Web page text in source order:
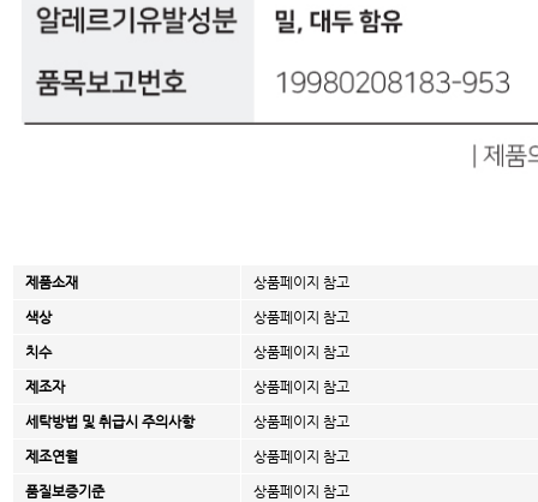
제품소재 상품페이지 참고
색상 상품페이지 참고
치수 상품페이지 참고
제조자 상품페이지 참고
세탁방법 및 취급시 주의사항 상품페이지 참고
제조연월 상품페이지 참고
품질보증기준 상품페이지 참고